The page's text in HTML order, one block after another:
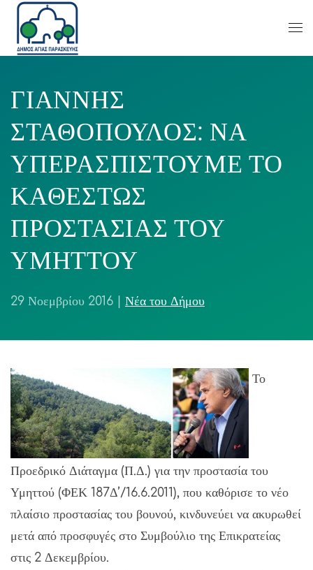
ΓΙΑΝΝΗΣ
ΣΤΑΘΟΠΟΥΛΟΣ: ΝΑ
ΥΠΕΡΑΣΠΙΣΤΟΥΜΕ ΤΟ
ΚΑΘΕΣΤΩΣ
ΠΡΟΣΤΑΣΙΑΣ ΤΟΥ
ΥΜΗΤΤΟΥ
29 Νοεμβρίου 2016 Νέα του Δήμου
Το
Προεδρικό Διάταγμα (Π.Δ.) για την προστασία του
Υμηττού (ΦΕΚ 187Δ’/16.6.2011), που καθόρισε το νέο
πλαίσιο προστασίας του βουνού, κινδυνεύει να ακυρωθεί
μετά από προσφυγές στο Συμβούλιο της Επικρατείας
στις 2 Δεκεμβρίου.